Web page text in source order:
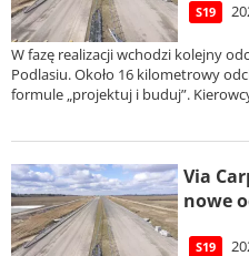
S19
W fazę realizacji wchodzi kolejny
Podlasiu. Około 16 kilometrowy
formule „projektuj i buduj”.
Via
nowe
S19